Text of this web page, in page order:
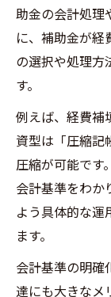
助金の会計処理
に、補助金が経
の選択や処理方
す。
例えば、経費補
資型は「圧縮記
圧縮が可能です
会計基準をわか
よう具体的な運
ます。
会計基準の明確
達にも大きなメ